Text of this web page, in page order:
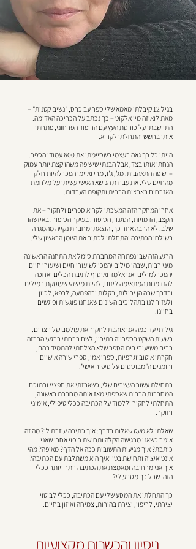
בגיל 12 קיבלתי מאמא שלי ספר עב כרס, "נשים קטנות" –
מאת לואיזה מיי אלקוט – כך נכתב על הכריכה האדומה.
התיישבתי על כורסת העץ עם הריפוד הפרחוני, פתחתי
אותו בחשש והתחלתי לקרוא.
הייתי כל כך גאה בעצמי כשסיימתי את 600 עמודי הספר.
הנחתי אותו בצד, אבל הבנתי שיש פה משהו קצת יותר עמוק
– יש פה התאהבות. מג', ג'ו, מרי ואיימי הפכו להיות חלק
מהחיים שלי. את עבודת הנושא האישי עשיתי על מלחמת
האזרחים בארצות הברית ותקופת העבדות.
אחרי המחקר הזה המשכתי לקרוא ספרים ולחקור – את
הקצב, הדמויות, הסגנון, הסיפור. בעיקר הסיפור. באיזשהו
שלב, לא הרבה אחר כך, הוצאתי מחברת נקייה מהמגרה
בשולחן הכתיבה והתחלתי לכתוב את היומן הראשון שלי.
הרגע הזה שבו נפתחה המחברת סימל את התחנה הראשונה
מיני רבות, שבהן מילים יהפכו לשיעורי חיים ושיעורי חיים
יהפכו למילים ואני אלמד ואוסיף לתיבת הכלים ואחכה
להזדמנות המתאימה ליזום, להיות מישהי שעוסקת במילים
ובדרך שבה הן יכולות, בקלות ובהפתעה, לרפא, לכוון
ולעזור לנו בתהליכים השונים שאנחנו פוגשות ופוגשים
בחיינו.
גיליתי עד כמה אני אוהבת לחקור את עולמם של יוצרים.
בשעות השקט בספרייה בתיכון, לשם ברחתי ברגעי הברזה
רבים משיעורי בית הספר שלא הצלחתי להתמיד בהם,
חקרתי אוטוביוגרפיות, ספרי אמן, ספרי שירה אישיים
ורומנים ה"מבוססים על סיפור אישי".
בתחילת עשור העשרים שלי, כשארזתי את חפציי ובתוכם
המחברות הרבות שאספתי מאז אותה מחברת ראשונה,
התחלתי לחקור וללמוד על הכתיבה ככלי טיפולי, אימוני
וחוקר.
שאלתי לא מעט שאלות בדרך: איך כתיבה עוזרת לי? מה זה
אומר כשאני מרגישה הקלה ותחושת ריפוי אחרי שאני
כותבת? איך מגיעות התשובות ככה אל הדף? מאיפה? מהי
אינטואיציה ותחושת בטן ואיך היא משתלבת עם הכתיבה?
איך אני מרחיבה ומאמצת את הכתיבה יותר ויותר ככלי
הזה, שכל כך מסייע לי?
כך התחלתי את המסע שלי עם הכתיבה, ככלי לביטוי
יצירתי, לריפוי, יצירת בהירות, צמיחה ואיזון בחיים.
ניסיון והכשרות מקצועיות